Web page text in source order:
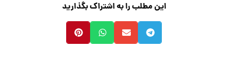
این مطلب را به اشتراک بگذارید